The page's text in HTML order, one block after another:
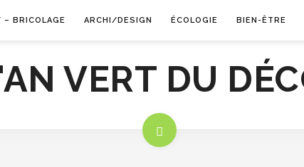
– BRICOLAGE ARCHI/DESIGN ÉCOLOGIE BIEN-ÊTRE